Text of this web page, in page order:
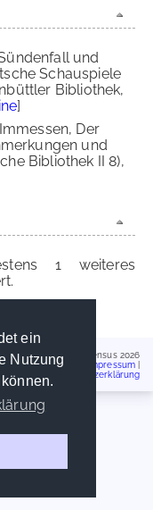
ein
Nutzung
und
Schauspiele
Bibliothek,
]
Der
und
Bibliothek II 8),
1 weiteres
Handschriftencensus 2026
Impressum
Datenschutzerklärung